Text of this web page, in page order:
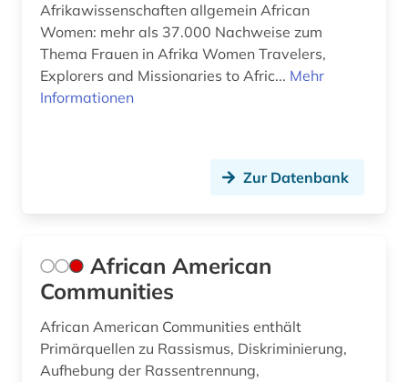
erotik (1)
erwachsenenausbildung (1)
erwärmung &lt;meteorologie&gt; (2)
erziehung (1)
estland (1)
ethik (2)
Afrikawissenschaften allgemein African
Women: mehr als 37.000 Nachweise zum
Thema Frauen in Afrika Women Travelers,
Explorers and Missionaries to Afric... Mehr
Informationen
Zur Datenbank
African American
Communities
African American Communities enthält
Primärquellen zu Rassismus, Diskriminierung,
Aufhebung der Rassentrennung,